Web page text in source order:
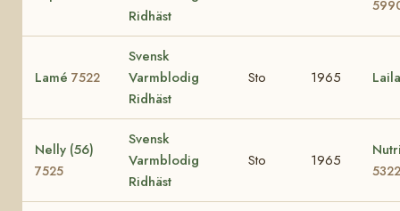
Ridhäst
Lamé 7522
Svensk
Varmblodig
Ridhäst
Sto 1965
Nelly (56)
7525
Svensk
Varmblodig
Ridhäst
Sto 1965
5322